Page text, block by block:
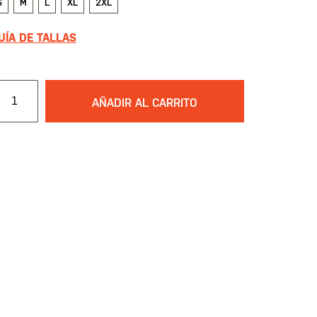
M L XL 2XL
DE TALLAS
AÑADIR AL CARRITO